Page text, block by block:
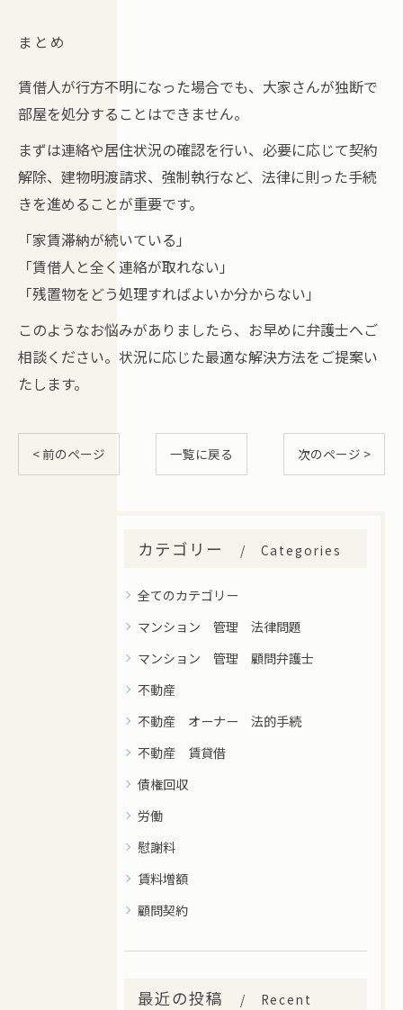
まとめ
賃借人が行方不明になった場合でも、大家さんが独断で
部屋を処分することはできません。
まずは連絡や居住状況の確認を行い、必要に応じて契約
解除、建物明渡請求、強制執行など、法律に則った手続
きを進めることが重要です。
「家賃滞納が続いている」
「賃借人と全く連絡が取れない」
「残置物をどう処理すればよいか分からない」
このようなお悩みがありましたら、お早めに弁護士へご
相談ください。状況に応じた最適な解決方法をご提案い
たします。
< 前のページ 一覧に戻る 次のページ >
カテゴリー Categories
全てのカテゴリー
マンション 管理 法律問題
マンション 管理 顧問弁護士
不動産
不動産 オーナー 法的手続
不動産 賃貸借
債権回収
労働
慰謝料
賃料増額
顧問契約
最近の投稿
Recent